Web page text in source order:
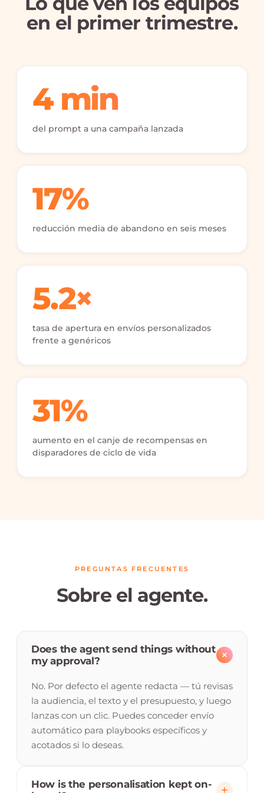
en el primer trimestre.
4 min
del prompt a una campaña lanzada
17%
reducción media de abandono en seis meses
5.2×
tasa de apertura en envíos personalizados
frente a genéricos
31%
aumento en el canje de recompensas en
disparadores de ciclo de vida
PREGUNTAS FRECUENTES
Sobre el agente.
Does the agent send things without
my approval?
No. Por defecto el agente redacta — tú revisas
la audiencia, el texto y el presupuesto, y luego
lanzas con un clic. Puedes conceder envío
automático para playbooks específicos y
acotados si lo deseas.
How is the personalisation kept on-